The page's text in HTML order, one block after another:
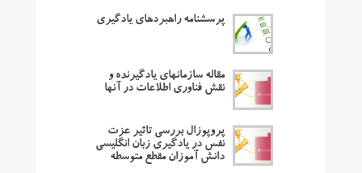
پرسشنامه راهبردهای یادگیری
مقاله سازمانهای یادگیرنده و
نقش فناوری اطلاعات در آنها
پروپوزال بررسی تاثیر عزت
نفس در یادگیری زبان انگلیسی
دانش آموزان مقطع متوسطه